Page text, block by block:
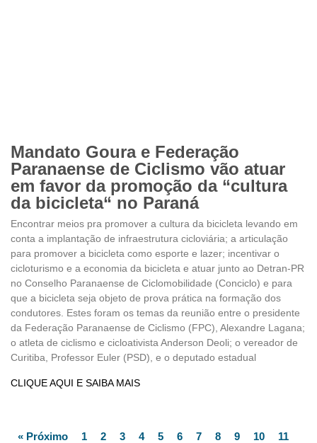
Mandato Goura e Federação
Paranaense de Ciclismo vão atuar
em favor da promoção da “cultura
da bicicleta“ no Paraná
Encontrar meios pra promover a cultura da bicicleta levando em
conta a implantação de infraestrutura cicloviária; a articulação
para promover a bicicleta como esporte e lazer; incentivar o
cicloturismo e a economia da bicicleta e atuar junto ao Detran-PR
no Conselho Paranaense de Ciclomobilidade (Conciclo) e para
que a bicicleta seja objeto de prova prática na formação dos
condutores. Estes foram os temas da reunião entre o presidente
da Federação Paranaense de Ciclismo (FPC), Alexandre Lagana;
o atleta de ciclismo e cicloativista Anderson Deoli; o vereador de
Curitiba, Professor Euler (PSD), e o deputado estadual
CLIQUE AQUI E SAIBA MAIS
« Próximo 1 2 3 4 5 6 7 8 9 10
11